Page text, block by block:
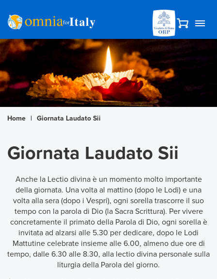
Home | Giornata Laudato Sii
Giornata Laudato Sii
Anche la Lectio divina è un momento molto importante
della giornata. Una volta al mattino (dopo le Lodi) e una
volta alla sera (dopo i Vespri), ogni sorella trascorre il suo
tempo con la parola di Dio (la Sacra Scrittura). Per vivere
concretamente il primato della Parola di Dio, ogni sorella è
invitata ad alzarsi alle 5.30 per dedicare, dopo le Lodi
Mattutine celebrate insieme alle 6.00, almeno due ore di
tempo, dalle 6.30 alle 8.30, alla lectio divina personale sulla
liturgia della Parola del giorno.